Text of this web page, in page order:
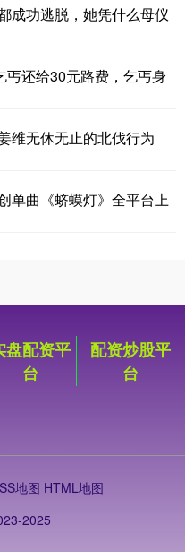
成功逃脱，她凭什么母仪
丐还给30元路费，乞丐身
维无休无止的北伐行为
单曲《蛴蟆灯》全平台上
盘配资平
台
配资炒股平
台
地图 HTML地图
2025